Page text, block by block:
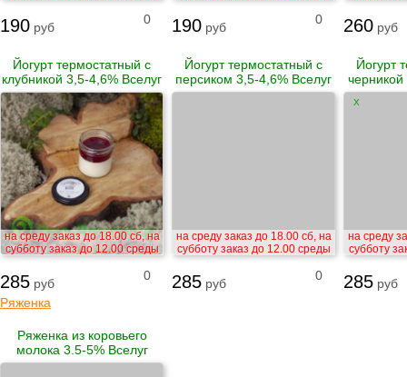
190 руб
0 190 руб
0 260 руб
Йогурт термостатный с
клубникой 3,5-4,6% Вселуг
на среду заказ до 18.00 сб, на
субботу заказ до 12.00 среды
285 руб
0
Йогурт термостатный с
персиком 3,5-4,6% Вселуг
на среду заказ до 18.00 сб, на
субботу заказ до 12.00 среды
285 руб
0
Йогурт
черникой
X
на среду
субботу
285 руб
Ряженка
Ряженка из коровьего
молока 3.5-5% Вселуг